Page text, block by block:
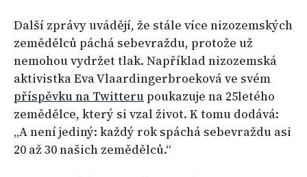
Další zprávy uvádějí, že stále více nizozemských
zemědělců páchá sebevraždu, protože už
nemohou vydržet tlak. Například nizozemská
aktivistka Eva Vlaardingerbroeková ve svém
příspěvku na Twitterupoukazuje na 25letého
zemědělce, který si vzal život. K tomu dodává:
„A není jediný: každý rok spáchá sebevraždu asi
20 až 30 našich zemědělců.“